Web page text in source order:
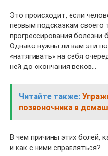
Это происходит, если
первым подсказкам своего
прогрессирования болезни
Однако нужны ли вам эти
«натягивать» на себя
ней до скончания веков…
Читайте также:
позвоночника в
В чем причины этих болей,
и как с ними справляться?